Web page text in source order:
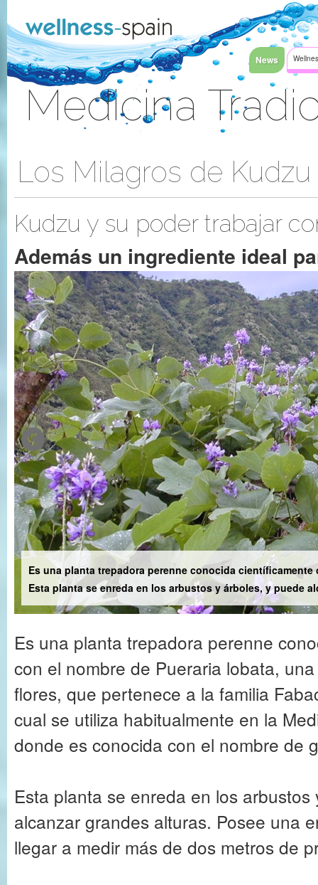
News
Medicina
Los Milagros de Kudzu
Kudzu y su poder trabajar
Además un ingrediente ideal
Es una planta trepadora perenne conocida científicamente
Esta planta se enreda en los arbustos y árboles, y puede
Es una planta trepadora perenne
con el nombre de Pueraria lobata,
flores, que pertenece a la familia
cual se utiliza habitualmente en la
donde es conocida con el nombre de
Esta planta se enreda en los
alcanzar grandes alturas. Posee una
llegar a medir más de dos metros de